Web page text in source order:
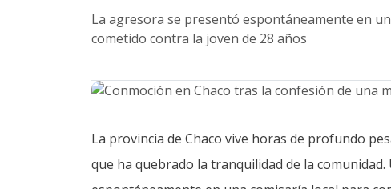
La agresora se presentó espontáneamente en
cometido contra la joven de 28 años
La provincia de Chaco vive horas de profundo
que ha quebrado la tranquilidad de la